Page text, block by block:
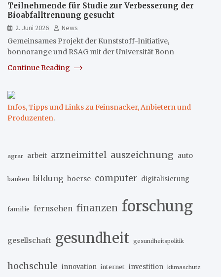
Teilnehmende für Studie zur Verbesserung der
Bioabfalltrennung gesucht
2. Juni 2026
News
Gemeinsames Projekt der Kunststoff-Initiative,
bonnorange und RSAG mit der Universität Bonn
Continue Reading
Infos, Tipps und Links zu Feinsnacker, Anbietern und
Produzenten.
agrar arbeit arzneimittel auszeichnung auto
banken bildung boerse computer digitalisierung
familie fernsehen finanzen forschung
gesellschaft gesundheit gesundheitspolitik
hochschule innovation internet investition klimaschutz